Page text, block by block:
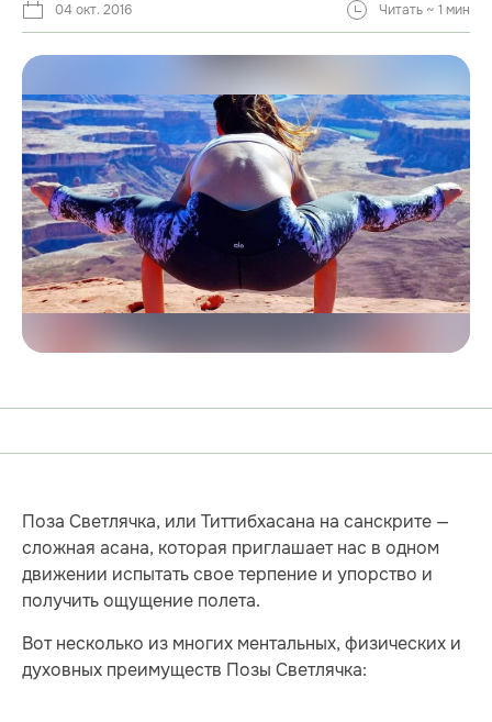
04 окт. 2016 Читать ~ 1 мин
Поза Светлячка, или Титтибхасана на санскрите —
сложная асана, которая приглашает нас в одном
движении испытать свое терпение и упорство и
получить ощущение полета.
Вот несколько из многих ментальных, физических и
духовных преимуществ Позы Светлячка: